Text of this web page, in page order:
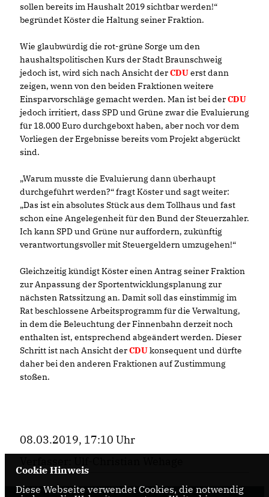
sollen bereits im Haushalt 2019 sichtbar werden!“
begründet Köster die Haltung seiner Fraktion.
Wie glaubwürdig die rot-grüne Sorge um den
haushaltspolitischen Kurs der Stadt Braunschweig
jedoch ist, wird sich nach Ansicht derCDUerst dann
zeigen, wenn von den beiden Fraktionen weitere
Einsparvorschläge gemacht werden. Man ist bei derCDU
jedoch irritiert, dass SPD und Grüne zwar die Evaluierung
für 18.000 Euro durchgeboxt haben, aber noch vor dem
Vorliegen der Ergebnisse bereits vom Projekt abgerückt
sind.
Warum musste die Evaluierung dann überhaupt
durchgeführt werden?“ fragt Köster und sagt weiter:
Das ist ein absolutes Stück aus dem Tollhaus und fast
schon eine Angelegenheit für den Bund der Steuerzahler.
Ich kann SPD und Grüne nur auffordern, zukünftig
verantwortungsvoller mit Steuergeldern umzugehen!“
Gleichzeitig kündigt Köster einen Antrag seiner Fraktion
zur Anpassung der Sportentwicklungsplanung zur
nächsten Ratssitzung an. Damit soll das einstimmig im
Rat beschlossene Arbeitsprogramm für die Verwaltung,
in dem die Beleuchtung der Finnenbahn derzeit noch
enthalten ist, entsprechend abgeändert werden. Dieser
Schritt ist nach Ansicht derCDUkonsequent und dürfte
daher bei den anderen Fraktionen auf Zustimmung
stoßen.
08.03.2019, 17:10 Uhr
Cookie Hinweis
Diese Webseite verwendet Cookies, die notwendig